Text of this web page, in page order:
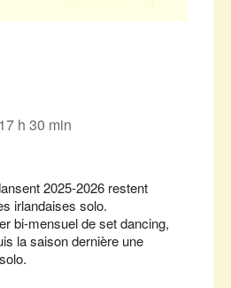
h 30 min
2025-2026 restent
irlandaises solo.
bi-mensuel de set dancing,
la saison dernière une